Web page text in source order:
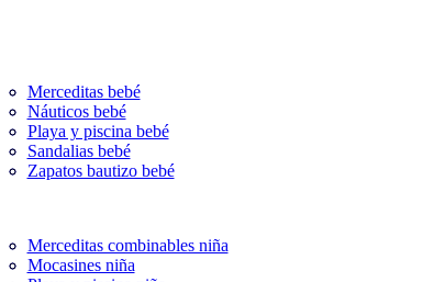
Merceditas bebé
Náuticos bebé
Playa y piscina bebé
Sandalias bebé
Zapatos bautizo bebé
Merceditas combinables niña
Mocasines niña